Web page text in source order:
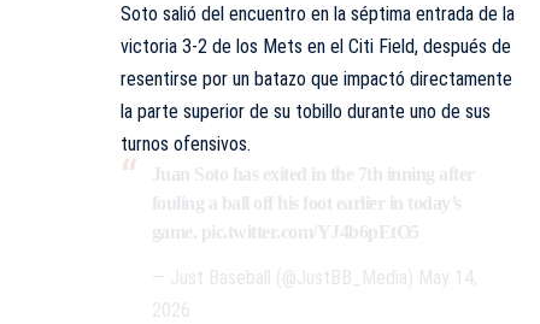
Soto salió del encuentro en la séptima entrada de la
victoria 3-2 de los Mets en el Citi Field, después de
resentirse por un batazo que impactó directamente
la parte superior de su tobillo durante uno de sus
turnos ofensivos.
Juan Soto has exited in the 7th inning after
fouling a ball off his foot earlier in today’s
game. pic.twitter.com/YJ4b6pEtO5
— Just Baseball (@JustBB_Media) May 14,
2026